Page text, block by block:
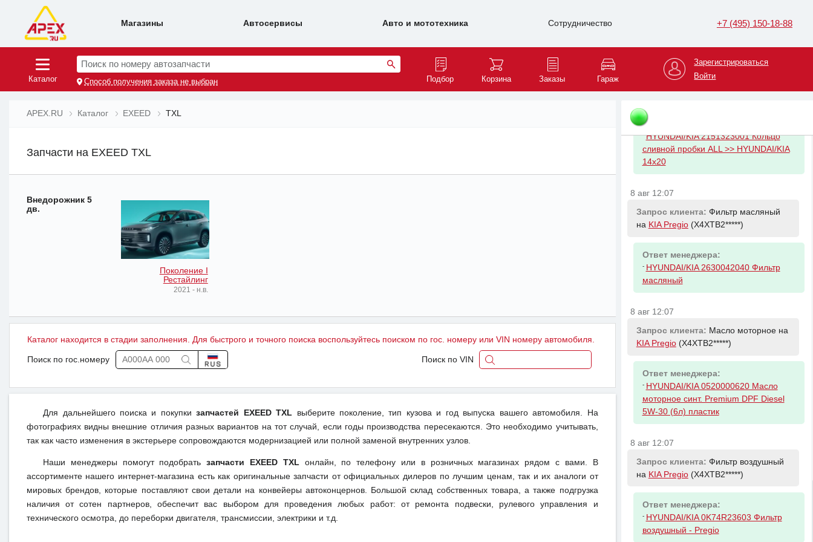
Магазины Автосервисы Авто и мототехника Сотрудничество +7 (495) 150-18-88
Каталог
Поиск по номеру автозапчасти
Способ получения заказа не выбран Подбор Корзина Заказы Гараж
Зарегистрироваться
Войти
APEX.RU Каталог EXEED TXL
Запчасти на EXEED TXL
Внедорожник 5
дв.
Поколение I
Рестайлинг
2021 - н.в.
Каталог находится в стадии заполнения. Для быстрого и точного поиска воспользуйтесь поиском по гос. номеру или VIN номеру автомобиля.
Поиск по гос.номеру Поиск по VIN
Для дальнейшего поиска и покупкизапчастей EXEED TXL выберите поколение, тип кузова и год выпуска вашего автомобиля. На
фотографиях видны внешние отличия разных вариантов на тот случай, если годы производства пересекаются. Это необходимо учитывать,
так как часто изменения в экстерьере сопровождаются модернизацией или полной заменой внутренних узлов.
Наши менеджеры помогут подобратьзапчасти EXEED TXLонлайн, по телефону или в розничных магазинах рядом с вами. В
ассортименте нашего интернет-магазина есть как оригинальные запчасти от официальных дилеров по лучшим ценам, так и их аналоги от
мировых брендов, которые поставляют свои детали на конвейеры автоконцернов. Большой склад собственных товара, а также подгрузка
наличия от сотен партнеров, обеспечит вас выбором для проведения любых работ: от ремонта подвески, рулевого управления и
технического осмотра, до переборки двигателя, трансмиссии, электрики и т.д.
8 авг 11:17
Запрос клиента:Прокладка пробки
сливной поддона ДВС на
(KNAMC8*****)
Ответ менеджера:
-HYUNDAI/KIA 2151323001 Кольцо
сливной пробки ALL >> HYUNDAI/KIA
14x20
8 авг 12:07
Запрос клиента: Фильтр масляный
на KIA Pregio(X4XTB2*****)
Ответ менеджера:
- HYUNDAI/KIA 2630042040 Фильтр
масляный
8 авг 12:07
Запрос клиента: Масло моторное на
KIA Pregio(X4XTB2*****)
Ответ менеджера:
- HYUNDAI/KIA 0520000620 Масло
моторное синт. Premium DPF Diesel
5W-30 (6л) пластик
8 авг 12:07
Запрос клиента: Фильтр воздушный
на KIA Pregio(X4XTB2*****)
Ответ менеджера:
- HYUNDAI/KIA 0K74R23603 Фильтр
воздушный - Pregio